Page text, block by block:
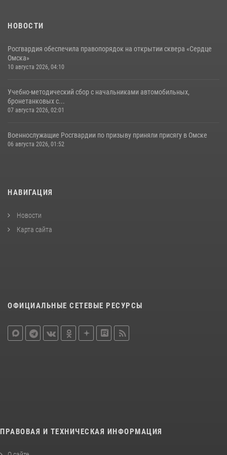
НОВОСТИ
Росгвардия обеспечила правопорядок на открытии сквера «Сердце
Омска»
10 августа 2026, 04:10
Учебно-методический сбор с начальниками автомобильных,
бронетанковых с...
07 августа 2026, 02:01
Военнослужащие Росгвардии по призыву приняли присягу в Омске
06 августа 2026, 01:52
НАВИГАЦИЯ
Новости
Карта сайта
ОФИЦИАЛЬНЫЕ СЕТЕВЫЕ РЕСУРСЫ
ПРАВОВАЯ И ТЕХНИЧЕСКАЯ ИНФОРМАЦИЯ